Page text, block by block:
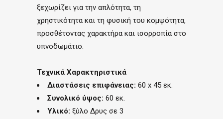
ξεχωρίζει για την απλότητα, τη
χρηστικότητα και τη φυσική του κομψότητα,
προσθέτοντας χαρακτήρα και ισορροπία στο
υπνοδωμάτιο.
Τεχνικά Χαρακτηριστικά
Διαστάσεις επιφάνειας: 60 x 45 εκ.
Συνολικό ύψος: 60 εκ.
Υλικό: ξύλο Δρυς σε 3